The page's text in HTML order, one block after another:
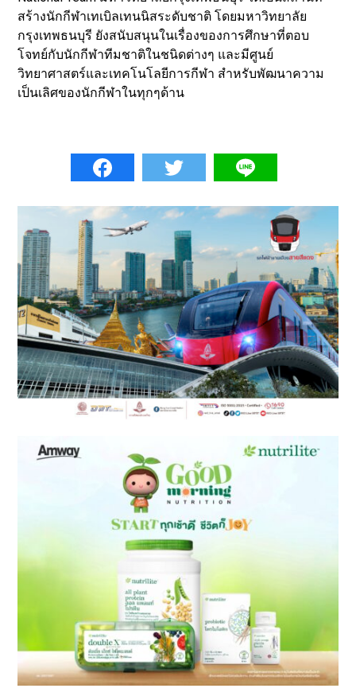
สร้างนักกีฬาเทเบิลเทนนิสระดับชาติ โดยมหาวิทยาลัย
กรุงเทพธนบุรี ยังสนับสนุนในเรื่องของการศึกษาที่ตอบ
โจทย์กับนักกีฬาทีมชาติในชนิดต่างๆ และมีศูนย์
วิทยาศาสตร์และเทคโนโลยีการกีฬา สำหรับพัฒนาความ
เป็นเลิศของนักกีฬาในทุกๆด้าน